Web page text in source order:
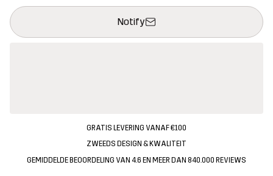
Notify
Deze knop opent een modal met de bevestiging van een
{{size}} niet beschikbaar
GRATIS LEVERING VANAF €100
ZWEEDS DESIGN & KWALITEIT
GEMIDDELDE BEOORDELING VAN 4.6 EN MEER DAN 840.000 REVIEWS